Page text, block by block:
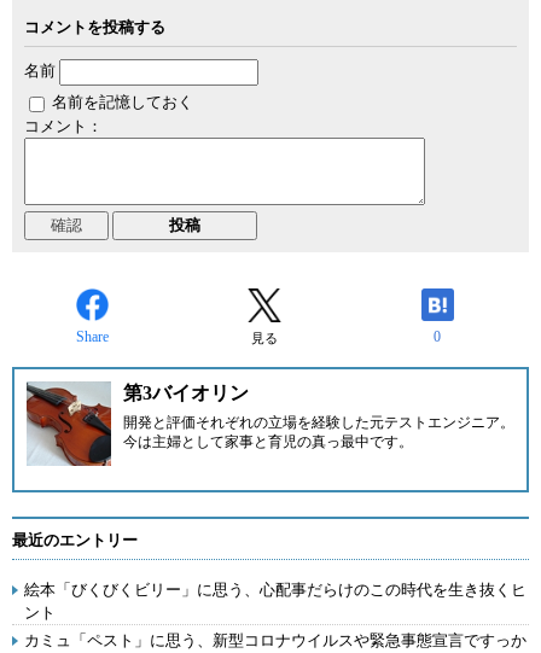
コメントを投稿する
名前
名前を記憶しておく
コメント：
Share 見る 0
第3バイオリン
開発と評価それぞれの立場を経験した元テストエンジニア。
今は主婦として家事と育児の真っ最中です。
最近のエントリー
絵本「びくびくビリー」に思う、心配事だらけのこの時代を生き抜くヒ
ント
カミュ「ペスト」に思う、新型コロナウイルスや緊急事態宣言ですっか